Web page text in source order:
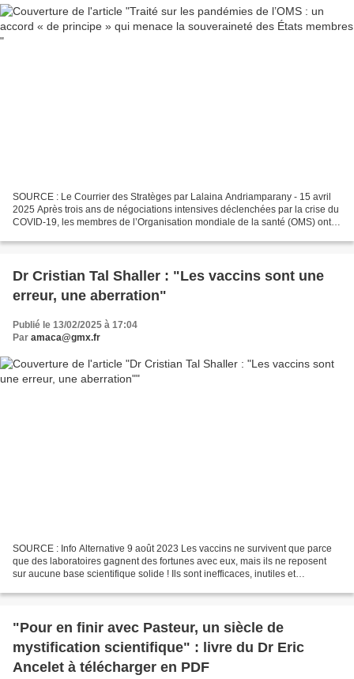
SOURCE : Le Courrier des Stratèges par Lalaina Andriamparany - 15 avril
2025 Après trois ans de négociations intensives déclenchées par la crise du
COVID-19, les membres de l’Organisation mondiale de la santé (OMS) ont
Dr Cristian Tal Shaller : "Les vaccins sont une
erreur, une aberration"
Publié le 13/02/2025 à 17:04
Par amaca@gmx.fr
SOURCE : Info Alternative 9 août 2023 Les vaccins ne survivent que parce
que des laboratoires gagnent des fortunes avec eux, mais ils ne reposent
sur aucune base scientifique solide ! Ils sont inefficaces, inutiles et
Shaller:6 Les...
"Pour en finir avec Pasteur, un siècle de
mystification scientifique" : livre du Dr Eric
Ancelet à télécharger en PDF